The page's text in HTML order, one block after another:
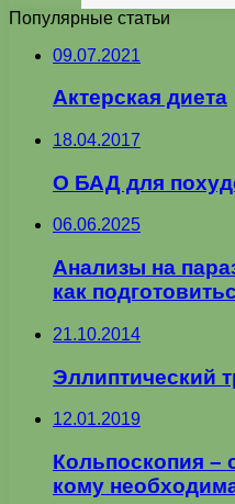
Популярные статьи
09.07.2021
Актерская диета
18.04.2017
О БАД для
06.06.2025
Анализы на
как
21.10.2014
Эллиптический
12.01.2019
Кольпоскопия –
кому